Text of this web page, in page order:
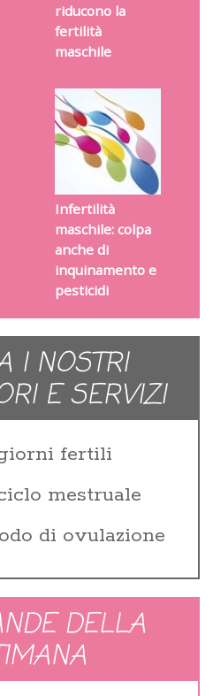
riducono la
fertilità
maschile
Infertilità
maschile: colpa
anche di
inquinamento e
pesticidi
I NOSTRI
E SERVIZI
fertili
mestruale
di ovulazione
DELLA